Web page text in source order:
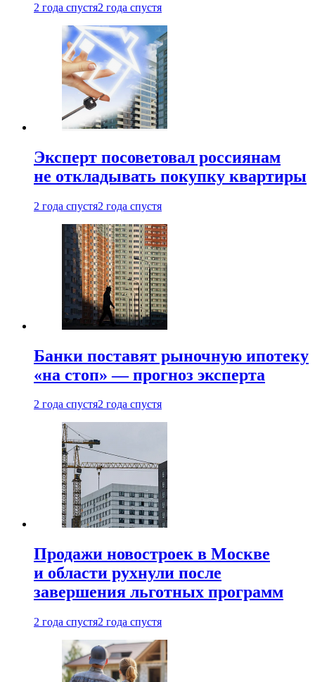
2 года спустя2 года спустя
Эксперт посоветовал россиянам
не откладывать покупку квартиры
2 года спустя2 года спустя
Банки поставят рыночную ипотеку
«на стоп» — прогноз эксперта
2 года спустя2 года спустя
Продажи новостроек в Москве
и области рухнули после
завершения льготных программ
2 года спустя2 года спустя